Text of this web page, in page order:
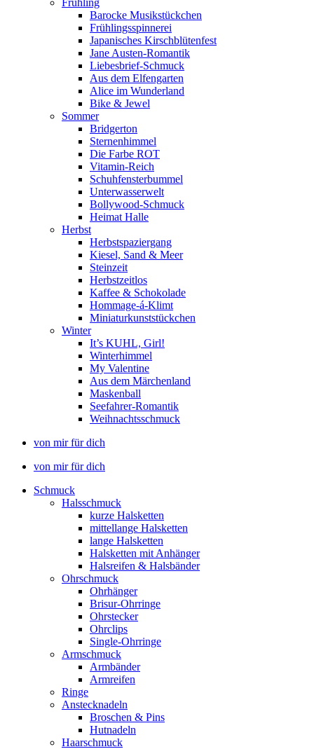
Frühling
Barocke Musikstückchen
Frühlingsspinnerei
Japanisches Kirschblütenfest
Jane Austen-Romantik
Liebesbrief-Schmuck
Aus dem Elfengarten
Alice im Wunderland
Bike & Jewel
Sommer
Bridgerton
Sternenhimmel
Die Farbe ROT
Vitamin-Reich
Schuhfensterbummel
Unterwasserwelt
Bollywood-Schmuck
Heimat Halle
Herbst
Herbstspaziergang
Kiesel, Sand & Meer
Steinzeit
Herbstzeitlos
Kaffee & Schokolade
Hommage-á-Klimt
Miniaturkunststückchen
Winter
It’s KUHL, Girl!
Winterhimmel
My Valentine
Aus dem Märchenland
Maskenball
Seefahrer-Romantik
Weihnachtsschmuck
von mir für dich
von mir für dich
Schmuck
Halsschmuck
kurze Halsketten
mittellange Halsketten
lange Halsketten
Halsketten mit Anhänger
Halsreifen & Halsbänder
Ohrschmuck
Ohrhänger
Brisur-Ohrringe
Ohrstecker
Ohrclips
Single-Ohrringe
Armschmuck
Armbänder
Armreifen
Ringe
Anstecknadeln
Broschen & Pins
Hutnadeln
Haarschmuck